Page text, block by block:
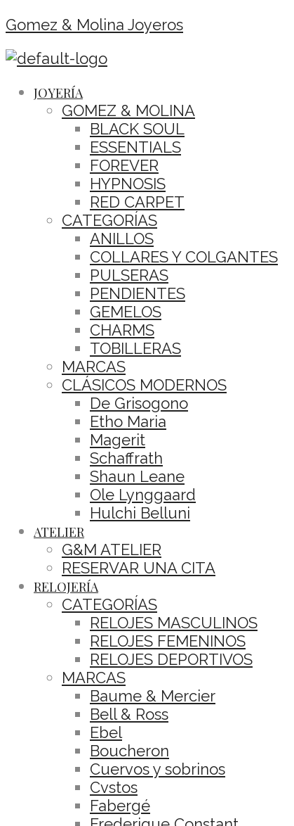
Gomez & Molina Joyeros
JOYERÍA
GOMEZ & MOLINA
BLACK SOUL
ESSENTIALS
FOREVER
HYPNOSIS
RED CARPET
CATEGORÍAS
ANILLOS
COLLARES Y COLGANTES
PULSERAS
PENDIENTES
GEMELOS
CHARMS
TOBILLERAS
MARCAS
CLÁSICOS MODERNOS
De Grisogono
Etho Maria
Magerit
Schaffrath
Shaun Leane
Ole Lynggaard
Hulchi Belluni
ATELIER
G&M ATELIER
RESERVAR UNA CITA
RELOJERÍA
CATEGORÍAS
RELOJES MASCULINOS
RELOJES FEMENINOS
RELOJES DEPORTIVOS
MARCAS
Baume & Mercier
Bell & Ross
Ebel
Boucheron
Cuervos y sobrinos
Cvstos
Fabergé